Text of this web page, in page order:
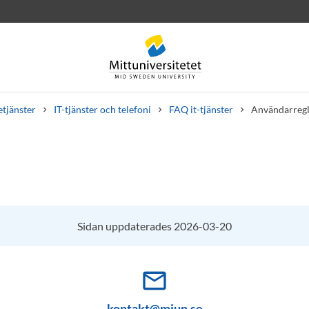
IT-tjänster och telefoni FAQ it-tjänster
Sidan uppdaterades 2026-03-20
mail_outline